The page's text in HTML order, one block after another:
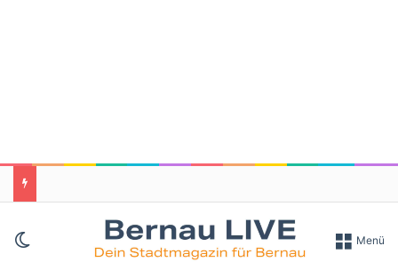
Skin umschalten Menü